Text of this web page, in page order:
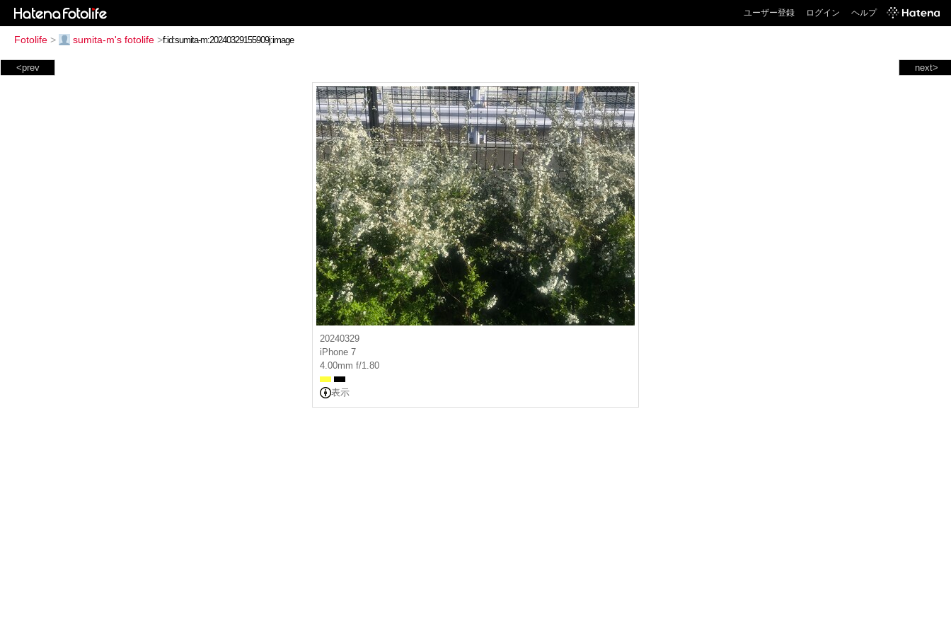
ユーザー登録 ログイン ヘルプ
Fotolife > sumita-m's fotolife >
next>
<prev
20240329
iPhone 7
4.00mm f/1.80
表示